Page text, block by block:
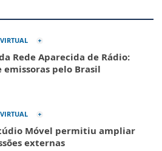
Rede Aparecida de Rádio:
emissoras pelo Brasil
Móvel permitiu ampliar
externas